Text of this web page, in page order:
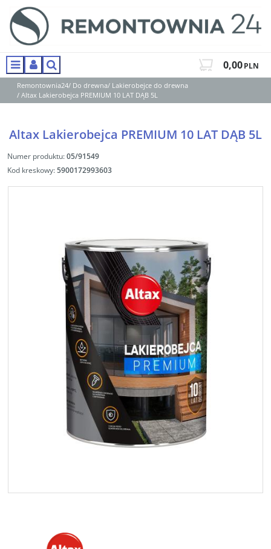
MenuPanelSzukaj 0,00PLN
Remontownia24/ Do drewna/ Lakierobejce do drewna
/ Altax Lakierobejca PREMIUM 10 LAT DĄB 5L
Altax Lakierobejca PREMIUM 10 LAT DĄB 5L
Numer produktu:05/91549
Kod kreskowy:5900172993603